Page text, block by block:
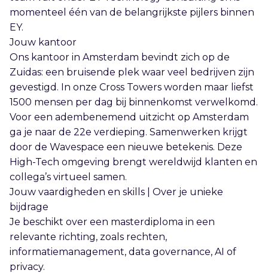
momenteel één van de belangrijkste pijlers binnen
EY.
Jouw kantoor
Ons kantoor in Amsterdam bevindt zich op de
Zuidas: een bruisende plek waar veel bedrijven zijn
gevestigd. In onze Cross Towers worden maar liefst
1500 mensen per dag bij binnenkomst verwelkomd.
Voor een adembenemend uitzicht op Amsterdam
ga je naar de 22e verdieping. Samenwerken krijgt
door de Wavespace een nieuwe betekenis. Deze
High-Tech omgeving brengt wereldwijd klanten en
collega’s virtueel samen.
Jouw vaardigheden en skills | Over je unieke
bijdrage
Je beschikt over een masterdiploma in een
relevante richting, zoals rechten,
informatiemanagement, data governance, AI of
privacy.